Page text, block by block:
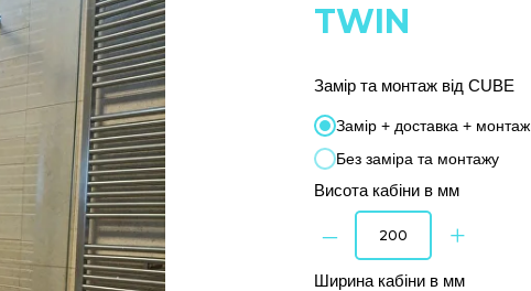
TWIN
Замір та монтаж від CUBE
Замір + доставка + монтаж
Без заміра та монтажу
Висота кабіни в мм
– +
Ширина кабіни в мм